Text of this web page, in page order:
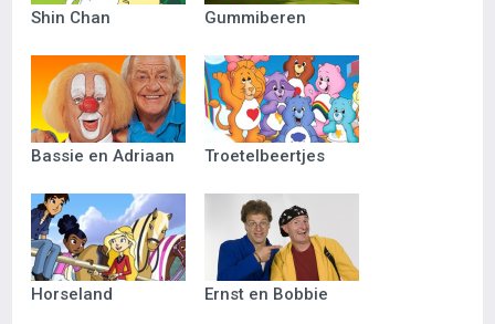
Shin Chan Gummiberen
Bassie en Adriaan Troetelbeertjes
Horseland Ernst en Bobbie